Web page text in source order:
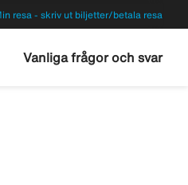
resa - skriv ut biljetter/betala resa
Vanliga frågor och svar